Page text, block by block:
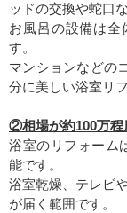
ッドの交換や蛇口
お風呂の設備は全
す。
マンションなどの
分に美しい浴室リ
②相場が約100万程
浴室のリフォーム
能です。
浴室乾燥、テレビ
が届く範囲です。